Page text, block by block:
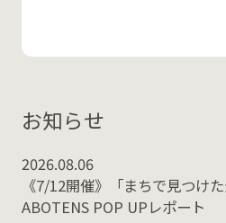
お知らせ
2026.08.06
《7/12開催》「まちで見つけ
ABOTENS POP UPレポート